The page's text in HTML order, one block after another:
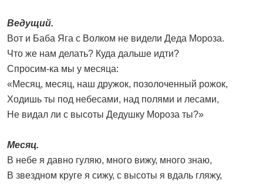
Ведущий.
Вот и Баба Яга с Волком не видели Деда Мороза.
Что же нам делать? Куда дальше идти?
Спросим-ка мы у месяца:
«Месяц, месяц, наш дружок, позолоченный рожок,
Ходишь ты под небесами, над полями и лесами,
Не видал ли с высоты Дедушку Мороза ты?»
Месяц.
В небе я давно гуляю, много вижу, много знаю,
В звездном круге я сижу, с высоты я вдаль гляжу,